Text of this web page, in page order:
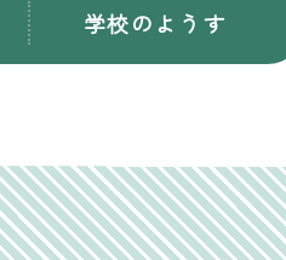
学校のようす